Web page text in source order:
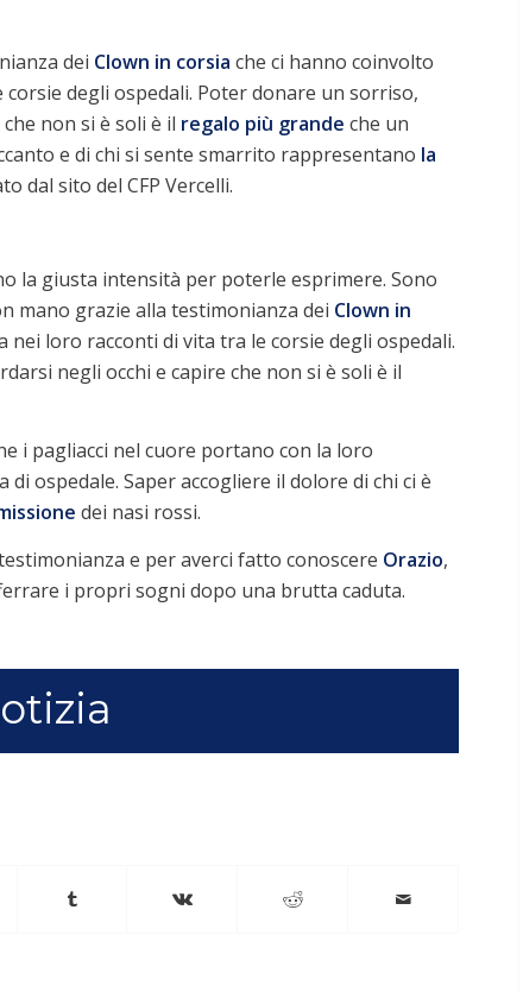
dei Clown in corsia che ci hanno coinvolto
degli ospedali. Poter donare un sorriso,
non si è soli è il regalo più grande che un
e di chi si sente smarrito rappresentano la
dal sito del CFP Vercelli.
la giusta intensità per poterle esprimere. Sono
mano grazie alla testimonianza dei Clown in
loro racconti di vita tra le corsie degli ospedali.
negli occhi e capire che non si è soli è il
i pagliacci nel cuore portano con la loro
ospedale. Saper accogliere il dolore di chi ci è
dei nasi rossi.
e per averci fatto conoscere Orazio,
i propri sogni dopo una brutta caduta.